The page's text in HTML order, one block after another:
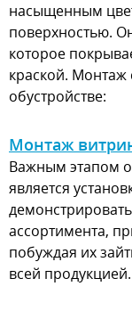
насыщенным
поверхностью.
которое
краской. Монтаж
обустройстве:
Монтаж
Важным этапом
является
ассортимента,
побуждая их
всей продукцией.